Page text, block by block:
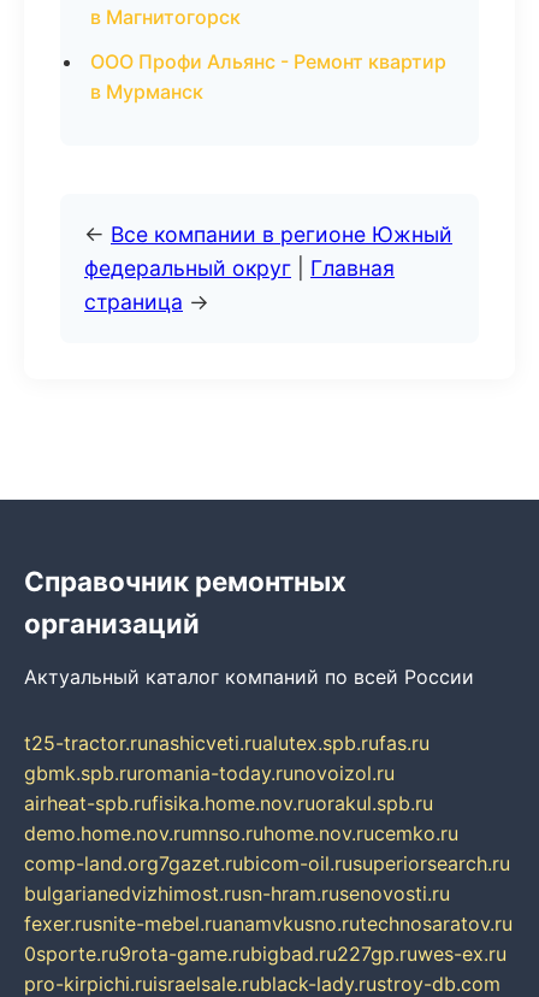
в Магнитогорск
ООО Профи Альянс - Ремонт квартир
в Мурманск
← Все компании в регионе Южный
федеральный округ
Главная
страница →
Справочник ремонтных
организаций
Актуальный каталог компаний по всей России
t25-tractor.runashicveti.rualutex.spb.rufas.ru
gbmk.spb.ruromania-today.runovoizol.ru
airheat-spb.rufisika.home.nov.ruorakul.spb.ru
demo.home.nov.rumnso.ruhome.nov.rucemko.ru
comp-land.org7gazet.rubicom-oil.rusuperiorsearch.ru
bulgarianedvizhimost.rusn-hram.rusenovosti.ru
fexer.rusnite-mebel.ruanamvkusno.rutechnosaratov.ru
0sporte.ru9rota-game.rubigbad.ru227gp.ruwes-ex.ru
pro-kirpichi.ruisraelsale.rublack-lady.rustroy-db.com